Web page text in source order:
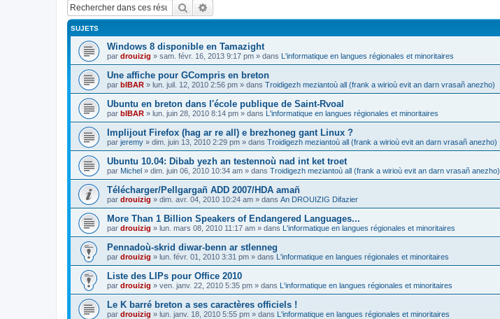
Rechercher
SUJETS
Windows 8 disponible en Tamazight
par drouizig » sam. févr. 16, 2013 9:17 pm » dans L'informatique en langues régionales et minoritaires
Une affiche pour GCompris en breton
par bIBAR » lun. juil. 12, 2010 2:56 pm » dans Troidigezh meziantoù all (frank a wirioù evit an darn vrasañ anezho)
Ubuntu en breton dans l'école publique de Saint-Rvoal
par bIBAR » lun. juin 28, 2010 8:14 pm » dans L'informatique en langues régionales et minoritaires
Implijout Firefox (hag ar re all) e brezhoneg gant Linux ?
par jeremy » dim. juin 13, 2010 2:29 pm » dans Troidigezh meziantoù all (frank a wirioù evit an darn vrasañ anezho)
Ubuntu 10.04: Dibab yezh an testennoù nad int ket troet
par Michel » dim. juin 06, 2010 10:34 am » dans Troidigezh meziantoù all (frank a wirioù evit an darn vrasañ anezho)
Télécharger/Pellgargañ ADD 2007/HDA amañ
par drouizig » dim. avr. 04, 2010 10:24 am » dans An DROUIZIG Difazier
More Than 1 Billion Speakers of Endangered Languages...
par drouizig » lun. mars 08, 2010 11:17 am » dans L'informatique en langues régionales et minoritaires
Pennadoù-skrid diwar-benn ar stlenneg
par drouizig » lun. févr. 01, 2010 3:31 pm » dans L'informatique en langues régionales et minoritaires
Liste des LIPs pour Office 2010
par drouizig » ven. janv. 22, 2010 5:35 pm » dans L'informatique en langues régionales et minoritaires
Le K barré breton a ses caractères officiels !
par drouizig » lun. janv. 18, 2010 5:55 pm » dans L'informatique en langues régionales et minoritaires